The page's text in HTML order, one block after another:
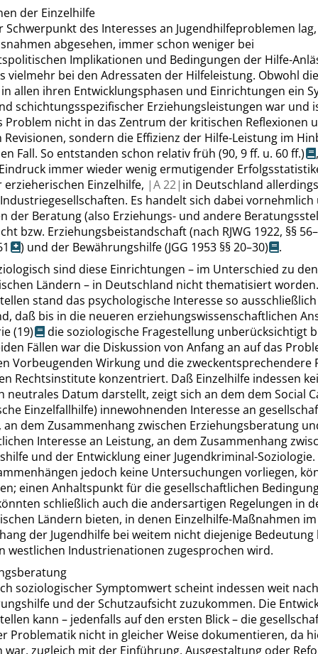
der Einzelhilfe
Schwerpunkt des Interesses an Jugendhilfeproblemen
abgesehen, immer schon weniger bei
Implikationen und Bedingungen der Hilfe-
vielmehr bei den Adressaten der Hilfeleistung. Obwohl die
allen ihren Entwicklungsphasen und Einrichtungen ein
schichtungsspezifischer Erziehungsleistungen war und
Problem nicht in das Zentrum der kritischen Reflexionen
sondern die Effizienz der Hilfe-Leistung im
Fall. So entstanden schon relativ früh (90, 9 ff. u. 60 ff.)
immer wieder wenig ermutigender
erzieherischen Einzelhilfe, |A22| in Deutschland
Es handelt sich dabei vornehmlich
der Beratung (also Erziehungs- und andere
bzw. Erziehungsbeistandschaft (nach RJWG 1922, §§
) und der Bewährungshilfe(JGG 1953 §§ 20–30)
.
sind diese Einrichtungen – im Unterschied zu den
Ländern – in Deutschland nicht thematisiert
stand das psychologische Interesse so
daß bis in die neueren erziehungswissenschaftlichen
(19)
die soziologische Fragestellung unberücksichtigt
Fällen war die Diskussion von Anfang an auf das
Vorbeugenden Wirkung und die zweckentsprechendere
Rechtsinstitute konzentriert. Daß Einzelhilfe indessen
neutrales Datum darstellt, zeigt sich an dem dem Social
Einzelfallhilfe) innewohnenden Interesse an
dem Zusammenhang zwischen Erziehungsberatung
Interesse an Leistung, an dem Zusammenhang
und der Entwicklung einer Jugendkriminal-Soziologie.
jedoch keine Untersuchungen vorliegen,
einen Anhaltspunkt für die gesellschaftlichen
schließlich auch die andersartigen Regelungen in
Ländern bieten, in denen Einzelhilfe-Maßnahmen im
der Jugendhilfe bei weitem nicht diejenige Bedeutung
westlichen Industrienationen zugesprochen wird.
soziologischer Symptomwert scheint indessen weit
und der Schutzaufsicht zuzukommen. Die
kann – jedenfalls auf den ersten Blick – die
Problematik nicht in gleicher Weise dokumentieren, da
zugleich mit der Einführung, Ausgestaltung oder